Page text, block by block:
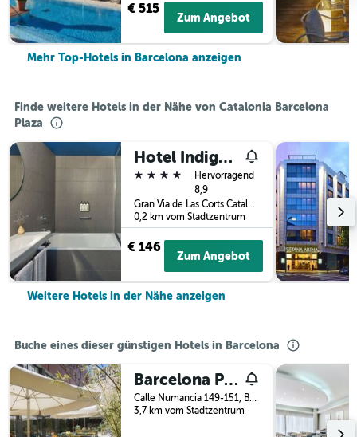
€ 515
Zum Angebot
Mehr Top-Hotels in Barcelona anzeigen
Finde weitere Hotels in der Nähe von Catalonia Barcelona
Plaza
Hotel Indigo Barcelona Plaza Espana
4 Sterne
Hervorragend
8,9
Gran Via de Las Corts Catalanes 322, Barcelona, Spanien
0,2 km vom Stadtzentrum
€ 146
Zum Angebot
Weitere Hotels in der Nähe anzeigen
Buche eines dieser günstigen Hotels in Barcelona
Barcelona Pere Tarres Youth Hostel
Calle Numancia 149-151, Barcelona, Spanien
3,7 km vom Stadtzentrum